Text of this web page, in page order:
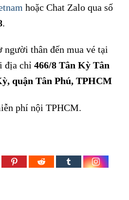
hoặc Chat Zalo qua số
.
thân đến mua vé tại
địa chỉ 466/8 Tân Kỳ Tân
quận Tân Phú, TPHCM
phí nội TPHCM.